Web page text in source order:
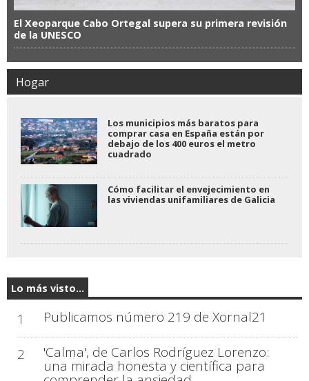
El Xeoparque Cabo Ortegal supera su primera revisión
de la UNESCO
Hogar
Los municipios más baratos para
comprar casa en España están por
debajo de los 400 euros el metro
cuadrado
Cómo facilitar el envejecimiento en
las viviendas unifamiliares de Galicia
Lo más visto...
1 Publicamos número 219 de Xornal21
2 'Calma', de Carlos Rodríguez Lorenzo:
una mirada honesta y científica para